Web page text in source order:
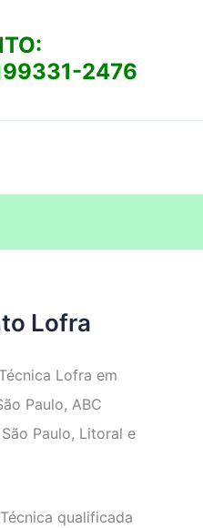
2476
Lofra
Lofra em
Paulo, ABC
Paulo, Litoral e
qualificada